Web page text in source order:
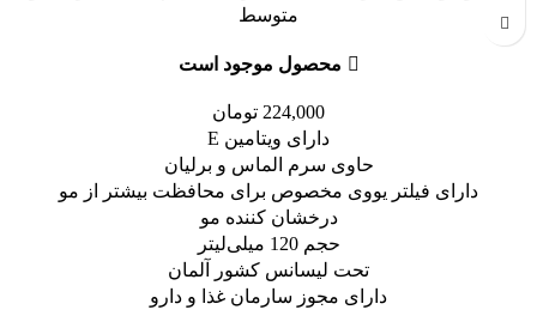
متوسط
محصول موجود است
224,000 تومان
دارای ویتامین E
حاوی سرم الماس و برلیان
دارای فیلتر یووی مخصوص برای محافظت بیشتر از مو
درخشان کننده مو
حجم 120 میلی‌لیتر
تحت لیسانس کشور آلمان
دارای مجوز سارمان غذا و دارو